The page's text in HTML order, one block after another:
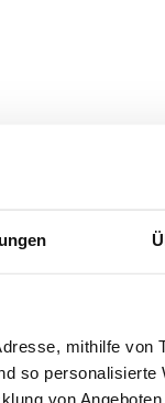
mithilfe von
so personalisierte
von